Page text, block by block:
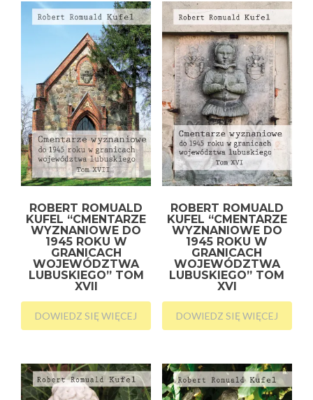
ROBERT ROMUALD
KUFEL “CMENTARZE
WYZNANIOWE DO
1945 ROKU W
GRANICACH
WOJEWÓDZTWA
LUBUSKIEGO” TOM
XVII
DOWIEDZ SIĘ WIĘCEJ
ROBERT ROMUALD
KUFEL “CMENTARZE
WYZNANIOWE DO
1945 ROKU W
GRANICACH
WOJEWÓDZTWA
LUBUSKIEGO” TOM
XVI
DOWIEDZ SIĘ WIĘCEJ